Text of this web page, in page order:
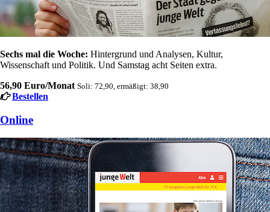
Sechs mal die Woche: Hintergrund und Analysen, Kultur,
Wissenschaft und Politik. Und Samstag acht Seiten extra.
56,90 Euro/Monat Soli: 72,90, ermäßigt: 38,90
Bestellen
Online